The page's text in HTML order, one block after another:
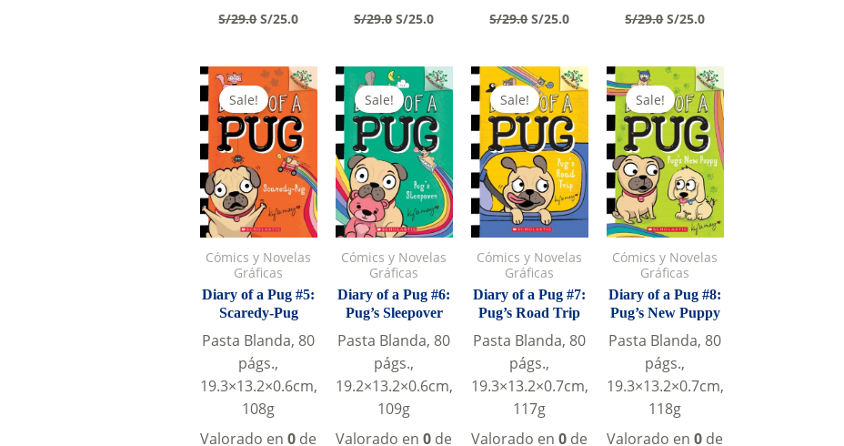
S/29.0Original
S/29.0.
S/25.0Current
S/25.0.
S/29.0Original
S/29.0.
S/25.0Current
S/25.0.
S/29.0Original
S/29.0.
S/25.0Current
S/25.0.
S/29.0Original
S/29.0.
S/25.0Current
S/25.0.
Sale!
Cómics y Novelas
Gráficas
Diary of a Pug #5:
Scaredy-Pug
Pasta Blanda, 80
págs.,
19.3×13.2×0.6cm,
108g
Valorado en0 de
Sale!
Cómics y Novelas
Gráficas
Diary of a Pug #6:
Pug’s Sleepover
Pasta Blanda, 80
págs.,
19.2×13.2×0.6cm,
109g
Valorado en0 de
Sale!
Cómics y Novelas
Gráficas
Diary of a Pug #7:
Pug’s Road Trip
Pasta Blanda, 80
págs.,
19.3×13.2×0.7cm,
117g
Valorado en0 de
Sale!
Cómics y Novelas
Gráficas
Diary of a Pug #8:
Pug’s New Puppy
Pasta Blanda, 80
págs.,
19.3×13.2×0.7cm,
118g
Valorado en0 de